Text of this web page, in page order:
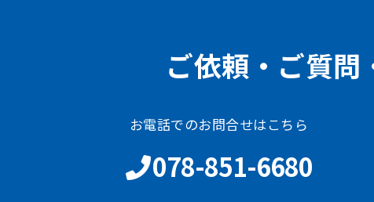
ご依頼・ご質問
お電話でのお問合せはこちら
078-851-6680